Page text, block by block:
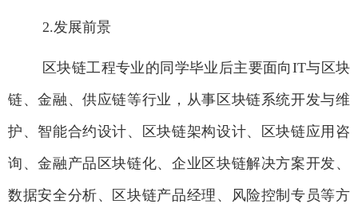
2.发展前景
区块链工程专业的同学毕业后主要面向 IT与区块
链、金融、供应链等行业，从事区块链系统开发与维
护、智能合约设计、区块链架构设计、区块链应用咨
询、金融产品区块链化、企业区块链解决方案开发、
数据安全分析、区块链产品经理、风险控制专员等方